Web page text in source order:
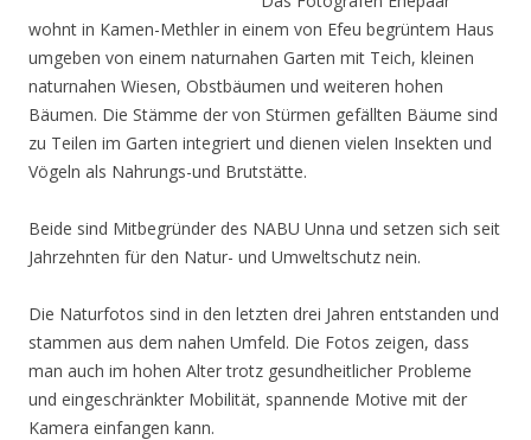
wohnt in Kamen-Methler in einem von Efeu begrüntem Haus
umgeben von einem naturnahen Garten mit Teich, kleinen
naturnahen Wiesen, Obstbäumen und weiteren hohen
Bäumen. Die Stämme der von Stürmen gefällten Bäume sind
zu Teilen im Garten integriert und dienen vielen Insekten und
Vögeln als Nahrungs-und Brutstätte.
Beide sind Mitbegründer des NABU Unna und setzen sich seit
Jahrzehnten für den Natur- und Umweltschutz nein.
Die Naturfotos sind in den letzten drei Jahren entstanden und
stammen aus dem nahen Umfeld. Die Fotos zeigen, dass
man auch im hohen Alter trotz gesundheitlicher Probleme
und eingeschränkter Mobilität, spannende Motive mit der
Kamera einfangen kann.